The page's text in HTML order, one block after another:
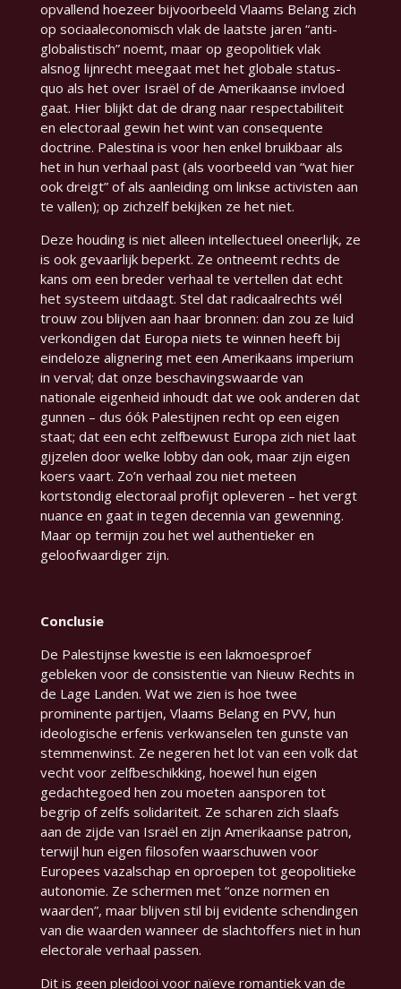
opvallend hoezeer bijvoorbeeld Vlaams Belang zich
op sociaaleconomisch vlak de laatste jaren “anti-
globalistisch” noemt, maar op geopolitiek vlak
alsnog lijnrecht meegaat met het globale status-
quo als het over Israël of de Amerikaanse invloed
gaat. Hier blijkt dat de drang naar respectabiliteit
en electoraal gewin het wint van consequente
doctrine. Palestina is voor hen enkel bruikbaar als
het in hun verhaal past (als voorbeeld van “wat hier
ook dreigt” of als aanleiding om linkse activisten aan
te vallen); op zichzelf bekijken ze het niet.
Deze houding is niet alleen intellectueel oneerlijk, ze
is ook gevaarlijk beperkt. Ze ontneemt rechts de
kans om een breder verhaal te vertellen dat echt
het systeem uitdaagt. Stel dat radicaalrechts wél
trouw zou blijven aan haar bronnen: dan zou ze luid
verkondigen dat Europa niets te winnen heeft bij
eindeloze alignering met een Amerikaans imperium
in verval; dat onze beschavingswaarde van
nationale eigenheid inhoudt dat we ook anderen dat
gunnen – dus óók Palestijnen recht op een eigen
staat; dat een echt zelfbewust Europa zich niet laat
gijzelen door welke lobby dan ook, maar zijn eigen
koers vaart. Zo’n verhaal zou niet meteen
kortstondig electoraal profijt opleveren – het vergt
nuance en gaat in tegen decennia van gewenning.
Maar op termijn zou het wel authentieker en
geloofwaardiger zijn.
Conclusie
De Palestijnse kwestie is een lakmoesproef
gebleken voor de consistentie van Nieuw Rechts in
de Lage Landen. Wat we zien is hoe twee
prominente partijen, Vlaams Belang en PVV, hun
ideologische erfenis verkwanselen ten gunste van
stemmenwinst. Ze negeren het lot van een volk dat
vecht voor zelfbeschikking, hoewel hun eigen
gedachtegoed hen zou moeten aansporen tot
begrip of zelfs solidariteit. Ze scharen zich slaafs
aan de zijde van Israël en zijn Amerikaanse patron,
terwijl hun eigen filosofen waarschuwen voor
Europees vazalschap en oproepen tot geopolitieke
autonomie. Ze schermen met “onze normen en
waarden”, maar blijven stil bij evidente schendingen
van die waarden wanneer de slachtoffers niet in hun
electorale verhaal passen.
Dit is geen pleidooi voor naïeve romantiek van de